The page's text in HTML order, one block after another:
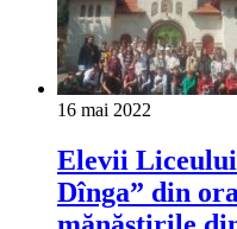
16 mai 2022
Elevii
Dînga” din